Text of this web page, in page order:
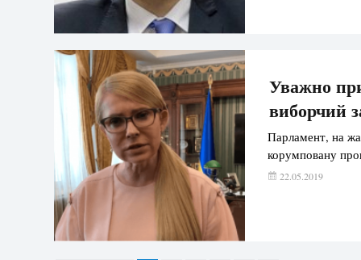
Уважно
виборчий
Парламент, на
корумповану
22.05.2019